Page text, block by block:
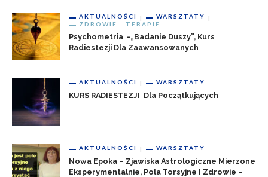
AKTUALNOŚCI
WARSZTATY
ZDROWIE - TERAPIE
Psychometria -„badanie Duszy”, Kurs
Radiestezji Dla Zaawansowanych
AKTUALNOŚCI WARSZTATY
KURS RADIESTEZJI Dla Początkujących
AKTUALNOŚCI WARSZTATY
Nowa Epoka – Zjawiska Astrologiczne Mierzone
Eksperymentalnie, Pola Torsyjne I Zdrowie –